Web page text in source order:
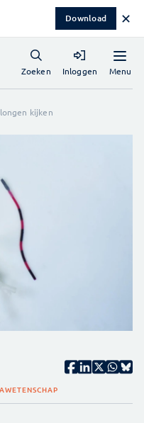
Download ✕
Menu
Zoeken Inloggen
kijken
WETENSCHAP